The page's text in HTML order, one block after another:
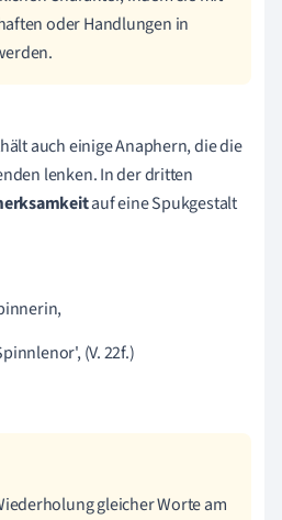
oder Handlungen in
auch einige Anaphern, die die
lenken. In der dritten
auf eine Spukgestalt
(V. 22f.)
gleicher Worte am